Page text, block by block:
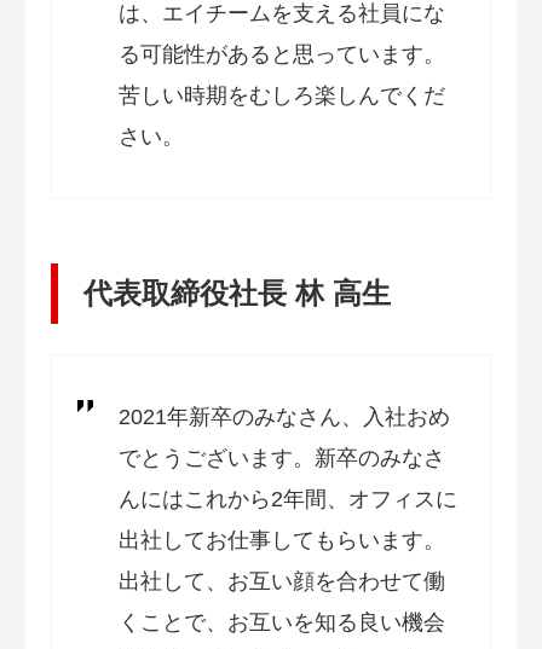
は、エイチームを支える社員にな
る可能性があると思っています。
苦しい時期をむしろ楽しんでくだ
さい。
代表取締役社長 林 高生
2021年新卒のみなさん、入社おめ
でとうございます。新卒のみなさ
んにはこれから2年間、オフィスに
出社してお仕事してもらいます。
出社して、お互い顔を合わせて働
くことで、お互いを知る良い機会